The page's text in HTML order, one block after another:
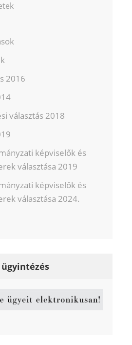
2016
választás 2018
képviselők és
választása 2019
képviselők és
választása 2024.